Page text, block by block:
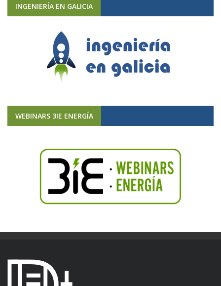
INGENIERÍA EN GALICIA
WEBINARS 3IE ENERGÍA